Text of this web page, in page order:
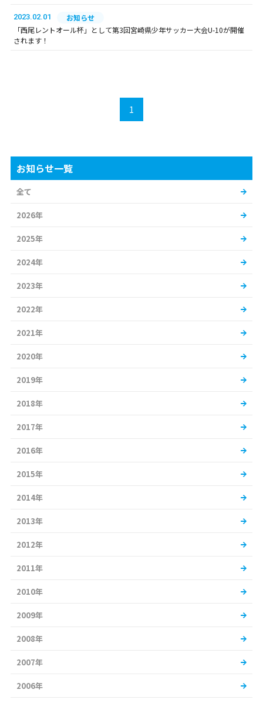
2023.02.01
お知らせ
「西尾レントオール杯」として第3回宮崎県少年サッカー大会U-10が開催
されます！
1
お知らせ一覧
全て
2026年
2025年
2024年
2023年
2022年
2021年
2020年
2019年
2018年
2017年
2016年
2015年
2014年
2013年
2012年
2011年
2010年
2009年
2008年
2007年
2006年